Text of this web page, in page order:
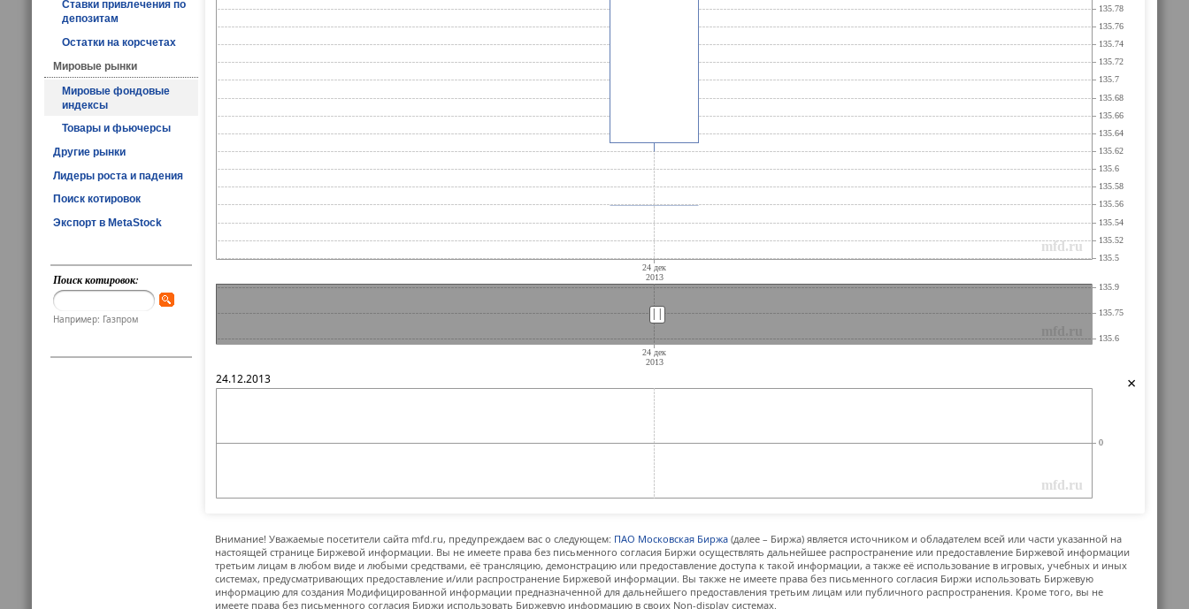
Ставки привлечения по
депозитам
Остатки на корсчетах
Мировые рынки
Мировые фондовые
индексы
Товары и фьючерсы
Другие рынки
Лидеры роста и падения
Поиск котировок
Экспорт в MetaStock
Поиск котировок:
Например: Газпром ||
||
×
24.12.2013
Внимание! Уважаемые посетители сайта mfd.ru, предупреждаем вас о следующем: ПАО Московская Биржа (далее – Биржа) является источником и обладателем всей или части указанной на
настоящей странице Биржевой информации. Вы не имеете права без письменного согласия Биржи осуществлять дальнейшее распространение или предоставление Биржевой информации
третьим лицам в любом виде и любыми средствами, её трансляцию, демонстрацию или предоставление доступа к такой информации, а также её использование в игровых, учебных и иных
системах, предусматривающих предоставление и/или распространение Биржевой информации. Вы также не имеете права без письменного согласия Биржи использовать Биржевую
информацию для создания Модифицированной информации предназначенной для дальнейшего предоставления третьим лицам или публичного распространения. Кроме того, вы не
имеете права без письменного согласия Биржи использовать Биржевую информацию в своих Non-display системах.